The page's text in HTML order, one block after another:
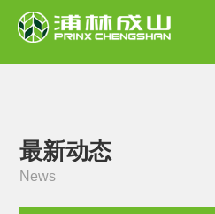
最新动态
News